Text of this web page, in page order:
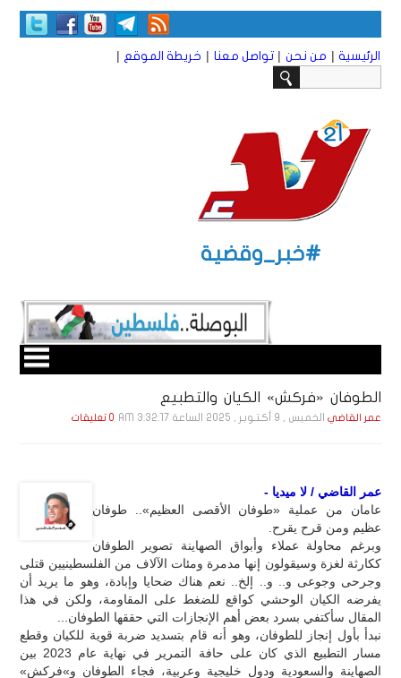
الرئيسية | من نحن | تواصل معنا | خريطة الموقع |
#خبر_وقضية
الطوفان «فركش» الكيان والتطبيع
عمر القاضي الخميس , 9 أكـتـوبـر , 2025 الساعة 3:32:17 AM 0 تعليقات
عمر القاضي / لا ميديا -
عامان من عملية «طوفان الأقصى العظيم».. طوفان
عظيم ومن قرح يقرح.
وبرغم محاولة عملاء وأبواق الصهاينة تصوير الطوفان
ككارثة لغزة وسيقولون إنها مدمرة ومئات الآلاف من الفلسطينيين قتلى
وجرحى وجوعى و.. و.. إلخ.. نعم هناك ضحايا وإبادة، وهو ما يريد أن
يفرضه الكيان الوحشي كواقع للضغط على المقاومة، ولكن في هذا
المقال سأكتفي بسرد بعض أهم الإنجازات التي حققها الطوفان...
نبدأ بأول إنجاز للطوفان، وهو أنه قام بتسديد ضربة قوية للكيان وقطع
مسار التطبيع الذي كان على حافة التمرير في نهاية عام 2023 بين
الصهاينة والسعودية ودول خليجية وعربية، فجاء الطوفان و»فركش»